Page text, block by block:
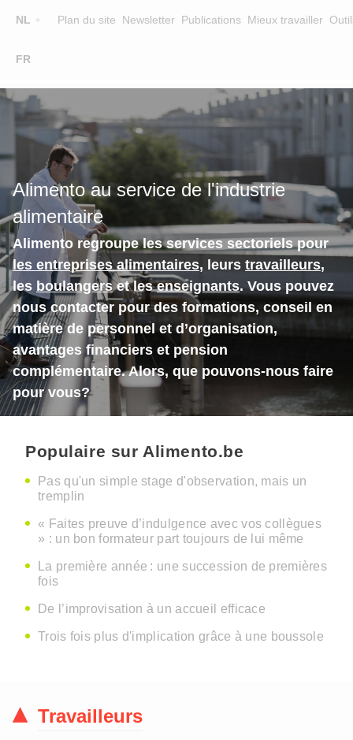
NL
FR
Plan du site Newsletter Publications Mieux travailler
Main
navigation
FORMATION
FORMATEURS
SUR ALIMENTO
EQUIPE
CONTACT
CHERCHER UNE FORMATION
Alimento au service de l'industrie
alimentaire
Alimento regroupe les services sectoriels pour
les entreprises alimentaires, leurs travailleurs,
les boulangerset lesenseignants. Vous pouvez
nous contacter pour des formations, conseil en
matière de personnel et d’organisation,
avantages financiers et pension
complémentaire. Alors, que pouvons-nous faire
pour vous?
Populaire sur Alimento.be
Pas qu'un simple stage d'observation, mais un
tremplin
« Faites preuve d’indulgence avec vos collègues
» : un bon formateur part toujours de lui même
La première année : une succession de premières
fois
De l’improvisation à un accueil efficace
Trois fois plus d'implication grâce à une boussole
Travailleurs